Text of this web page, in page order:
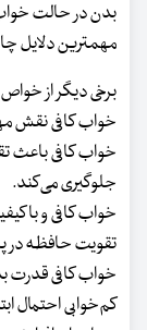
بدن در حالت خواب
مهمترین دلایل
برخی دیگر از
خواب کافی نقش
خواب کافی باعث
جلوگیری می‌کند.
خواب کافی و با
تقویت حافظه در
خواب کافی قدرت
کم‌خوابی احتمال